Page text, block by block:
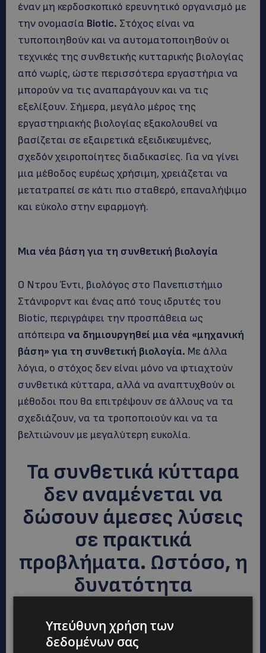
έναν μη κερδοσκοπικό ερευνητικό οργανισμό με
την ονομασία Biotic. Στόχος είναι να
τυποποιηθούν και να αυτοματοποιηθούν οι
τεχνικές της συνθετικής κυτταρικής βιολογίας
από νωρίς, ώστε περισσότερα εργαστήρια να
μπορούν να τις αναπαράγουν και να τις
εξελίξουν. Σήμερα, μεγάλο μέρος της
εργαστηριακής βιολογίας εξακολουθεί να
βασίζεται σε εξαιρετικά εξειδικευμένες,
σχεδόν χειροποίητες διαδικασίες. Για να γίνει
μια μέθοδος ευρέως χρήσιμη, χρειάζεται να
μετατραπεί σε κάτι πιο σταθερό, επαναλήψιμο
και εύκολο στην εφαρμογή.
Μια νέα βάση για τη συνθετική βιολογία
Ο Ντρου Έντι, βιολόγος στο Πανεπιστήμιο
Στάνφορντ και ένας από τους ιδρυτές του
Biotic, περιγράφει την προσπάθεια ως
απόπειρα να δημιουργηθεί μια νέα «μηχανική
βάση» για τη συνθετική βιολογία. Με άλλα
λόγια, ο στόχος δεν είναι μόνο να φτιαχτούν
συνθετικά κύτταρα, αλλά να αναπτυχθούν οι
μέθοδοι που θα επιτρέψουν σε άλλους να τα
σχεδιάζουν, να τα τροποποιούν και να τα
βελτιώνουν με μεγαλύτερη ευκολία.
Τα συνθετικά κύτταρα
δεν αναμένεται να
δώσουν άμεσες λύσεις
σε πρακτικά
προβλήματα. Ωστόσο, η
δυνατότητα
συστημάτων που
Υπεύθυνη χρήση των
δεδομένων σας